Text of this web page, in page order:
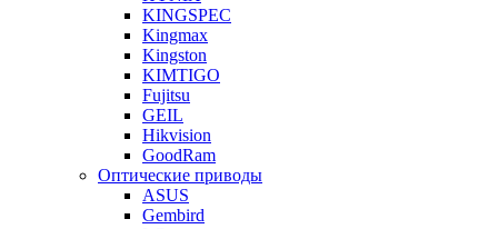
KINGSPEC
Kingmax
Kingston
KIMTIGO
Fujitsu
GEIL
Hikvision
GoodRam
Оптические приводы
ASUS
Gembird